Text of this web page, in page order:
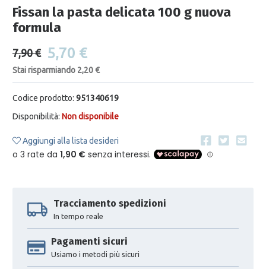
Fissan la pasta delicata 100 g nuova
formula
7,90 € 5,70 €
Stai risparmiando 2,20 €
Codice prodotto: 951340619
Disponibilità: Non disponibile
Aggiungi alla lista desideri
Tracciamento spedizioni
In tempo reale
Pagamenti sicuri
Usiamo i metodi più sicuri